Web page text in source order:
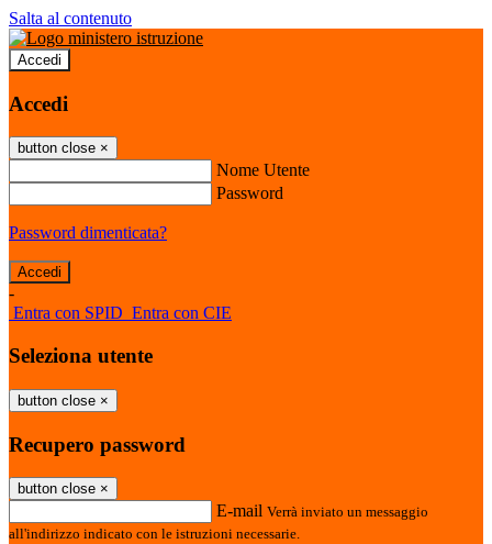
Salta al contenuto
Accedi
Accedi
button close ×
Nome Utente
Password
Password dimenticata?
-
Entra con SPID Entra con CIE
Seleziona utente
button close ×
Recupero password
button close ×
E-mail Verrà inviato un messaggio
all'indirizzo indicato con le istruzioni necessarie.